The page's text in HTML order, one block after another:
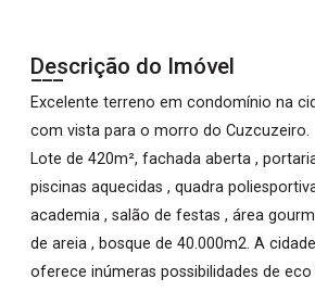
Descrição do Imóvel
Excelente terreno em condomínio na
com vista para o morro do Cuzcuzeiro.
Lote de 420m², fachada aberta ,
piscinas aquecidas , quadra
academia , salão de festas , área
de areia , bosque de 40.000m2. A
oferece inúmeras possibilidades de